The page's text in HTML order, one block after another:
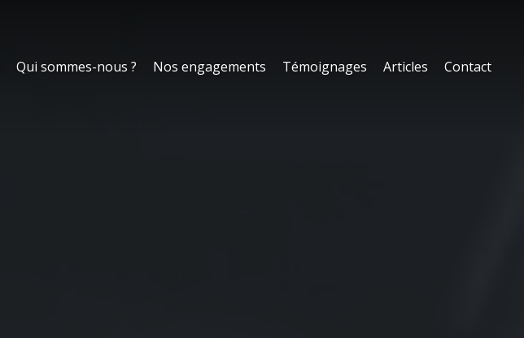
Qui sommes-nous ? Nos engagements Témoignages Articles Contact